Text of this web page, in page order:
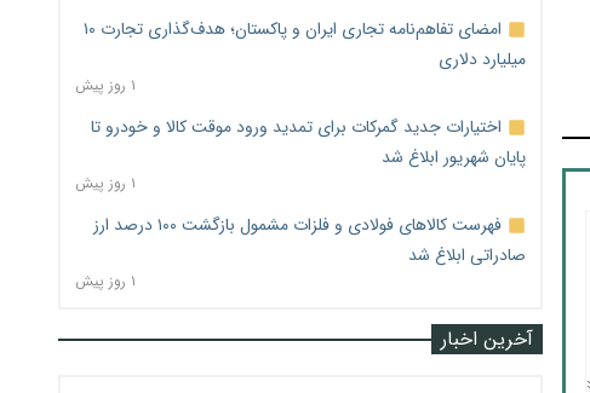
امضای تفاهم‌نامه تجاری ایران و پاکستان؛ هدف‌گذاری تجارت ۱۰
میلیارد دلاری
۱ روز پیش
اختیارات جدید گمرکات برای تمدید ورود موقت کالا و خودرو تا
پایان شهریور ابلاغ شد
۱ روز پیش
فهرست کالاهای فولادی و فلزات مشمول بازگشت ۱۰۰ درصد ارز
صادراتی ابلاغ شد
۱ روز پیش
آخرین اخبار